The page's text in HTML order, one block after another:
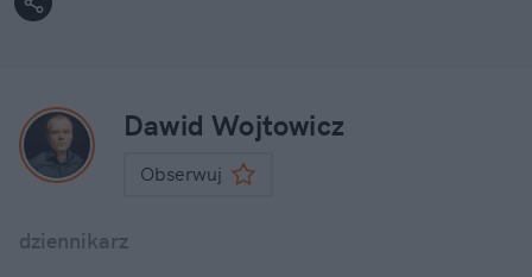
Dawid Wojtowicz
Obserwuj
dziennikarz